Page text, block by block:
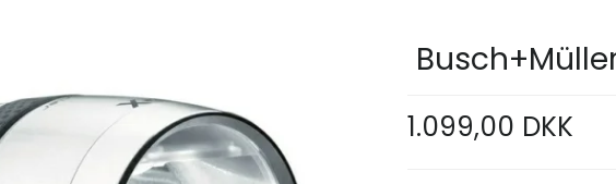
kunne nogle af disse produkter
1.099,00 DKK